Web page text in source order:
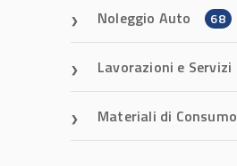
Noleggio Auto 68
Lavorazioni e Servizi
Materiali di Consumo